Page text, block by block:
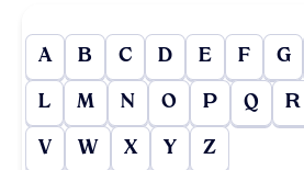
A B C D E F G
L M N O P Q R
V W X Y Z